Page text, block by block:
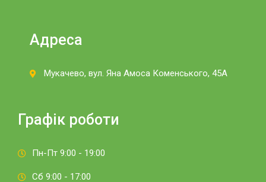
Адреса
Мукачево, вул. Яна Амоса Коменського, 45А
Графік роботи
Пн-Пт 9:00 - 19:00
Сб 9:00 - 17:00